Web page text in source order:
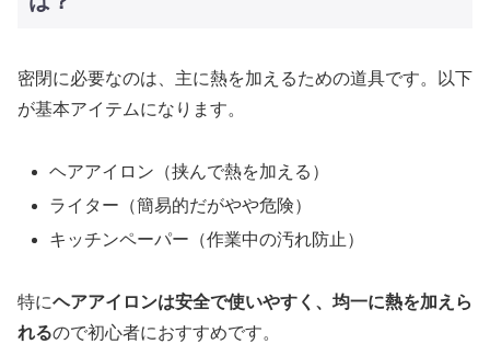
密閉に必要なのは、主に熱を加えるための道具です。以下
が基本アイテムになります。
ヘアアイロン（挟んで熱を加える）
ライター（簡易的だがやや危険）
キッチンペーパー（作業中の汚れ防止）
特にヘアアイロンは安全で使いやすく、均一に熱を加えら
れるので初心者におすすめです。